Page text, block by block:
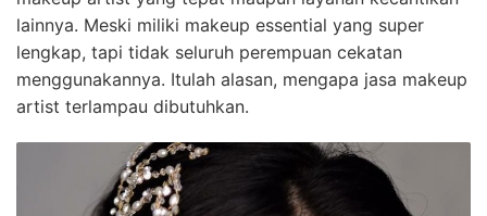
lainnya. Meski miliki makeup essential yang super
lengkap, tapi tidak seluruh perempuan cekatan
menggunakannya. Itulah alasan, mengapa jasa makeup
artist terlampau dibutuhkan.